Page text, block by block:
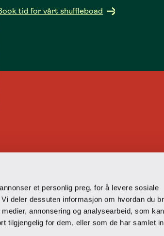
et personlig preg, for å levere sosiale
deler dessuten informasjon om hvordan du
annonsering og analysearbeid, som kan
tilgjengelig for dem, eller som de har samlet
tid for vårt shuffleboad
vårt